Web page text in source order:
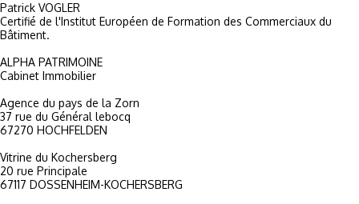
Patrick VOGLER
Certifié de l'Institut Européen de Formation des Commerciaux du
Bâtiment.
ALPHA PATRIMOINE
Cabinet Immobilier
Agence du pays de la Zorn
37 rue du Général lebocq
67270 HOCHFELDEN
Vitrine du Kochersberg
20 rue Principale
67117 DOSSENHEIM-KOCHERSBERG